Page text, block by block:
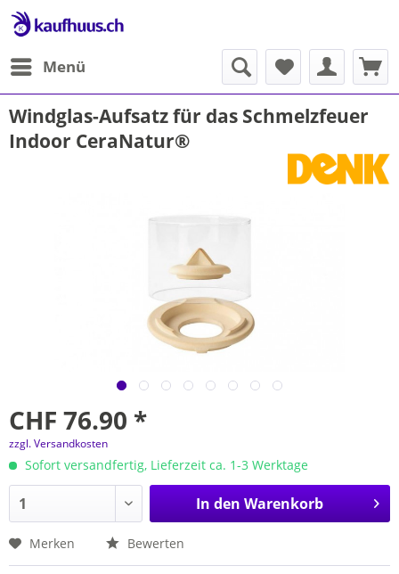
Menü
Windglas-Aufsatz für das Schmelzfeuer
Indoor CeraNatur®
CHF 76.90 *
zzgl. Versandkosten
Sofort versandfertig, Lieferzeit ca. 1-3 Werktage
In den Warenkorb
Merken Bewerten